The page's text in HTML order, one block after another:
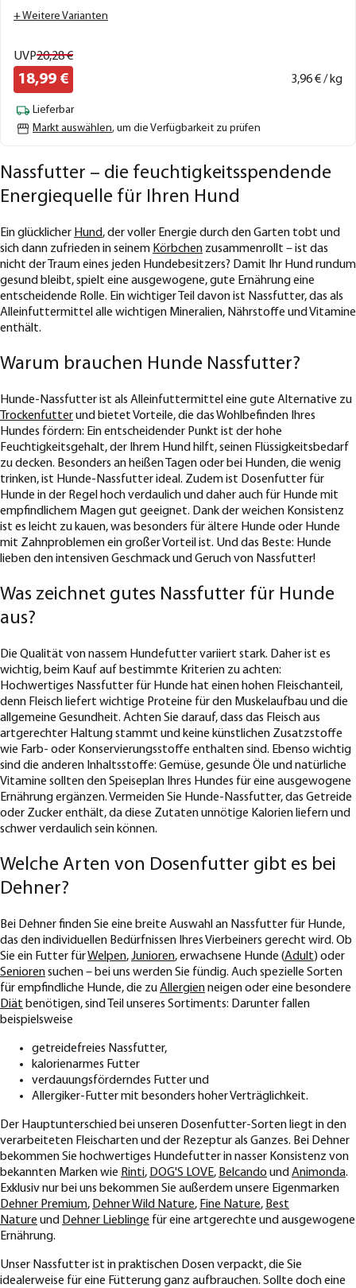
+ Weitere Varianten
UVP20,28€
18,99 € 3,96€ / kg
Lieferbar
Markt auswählen, um die Verfügbarkeit zu prüfen
Nassfutter – die feuchtigkeitsspendende
Energiequelle für Ihren Hund
Ein glücklicher Hund, der voller Energie durch den Garten tobt und
sich dann zufrieden in seinem Körbchen zusammenrollt – ist das
nicht der Traum eines jeden Hundebesitzers? Damit Ihr Hund rundum
gesund bleibt, spielt eine ausgewogene, gute Ernährung eine
entscheidende Rolle. Ein wichtiger Teil davon ist Nassfutter, das als
Alleinfuttermittel alle wichtigen Mineralien, Nährstoffe und Vitamine
enthält.
Warum brauchen Hunde Nassfutter?
Hunde-Nassfutter ist als Alleinfuttermittel eine gute Alternative zu
Trockenfutterund bietet Vorteile, die das Wohlbefinden Ihres
Hundes fördern: Ein entscheidender Punkt ist der hohe
Feuchtigkeitsgehalt, der Ihrem Hund hilft, seinen Flüssigkeitsbedarf
zu decken. Besonders an heißen Tagen oder bei Hunden, die wenig
trinken, ist Hunde-Nassfutter ideal. Zudem ist Dosenfutter für
Hunde in der Regel hoch verdaulich und daher auch für Hunde mit
empfindlichem Magen gut geeignet. Dank der weichen Konsistenz
ist es leicht zu kauen, was besonders für ältere Hunde oder Hunde
mit Zahnproblemen ein großer Vorteil ist. Und das Beste: Hunde
lieben den intensiven Geschmack und Geruch von Nassfutter!
Was zeichnet gutes Nassfutter für Hunde
aus?
Die Qualität von nassem Hundefutter variiert stark. Daher ist es
wichtig, beim Kauf auf bestimmte Kriterien zu achten:
Hochwertiges Nassfutter für Hunde hat einen hohen Fleischanteil,
denn Fleisch liefert wichtige Proteine für den Muskelaufbau und die
allgemeine Gesundheit. Achten Sie darauf, dass das Fleisch aus
artgerechter Haltung stammt und keine künstlichen Zusatzstoffe
wie Farb- oder Konservierungsstoffe enthalten sind. Ebenso wichtig
sind die anderen Inhaltsstoffe: Gemüse, gesunde Öle und natürliche
Vitamine sollten den Speiseplan Ihres Hundes für eine ausgewogene
Ernährung ergänzen. Vermeiden Sie Hunde-Nassfutter, das Getreide
oder Zucker enthält, da diese Zutaten unnötige Kalorien liefern und
schwer verdaulich sein können.
Welche Arten von Dosenfutter gibt es bei
Dehner?
Bei Dehner finden Sie eine breite Auswahl an Nassfutter für Hunde,
das den individuellen Bedürfnissen Ihres Vierbeiners gerecht wird. Ob
Sie ein Futter fürWelpen,Junioren, erwachsene Hunde (Adult) oder
Seniorensuchen – bei uns werden Sie fündig. Auch spezielle Sorten
für empfindliche Hunde, die zuAllergienneigen oder eine besondere
Diät benötigen, sind Teil unseres Sortiments: Darunter fallen
beispielsweise
getreidefreies Nassfutter,
kalorienarmes Futter
verdauungsförderndes Futter und
Allergiker-Futter mit besonders hoher Verträglichkeit.
Der Hauptunterschied bei unseren Dosenfutter-Sorten liegt in den
verarbeiteten Fleischarten und der Rezeptur als Ganzes. Bei Dehner
bekommen Sie hochwertiges Hundefutter in nasser Konsistenz von
bekannten Marken wie Rinti, DOG'S LOVE, Belcando und Animonda.
Exklusiv nur bei uns bekommen Sie außerdem unsere Eigenmarken
Dehner Premium, Dehner Wild Nature, Fine Nature, Best
Nature und Dehner Lieblinge für eine artgerechte und ausgewogene
Ernährung.
Unser Nassfutter ist in praktischen Dosen verpackt, die Sie
idealerweise für eine Fütterung ganz aufbrauchen. Sollte doch eine